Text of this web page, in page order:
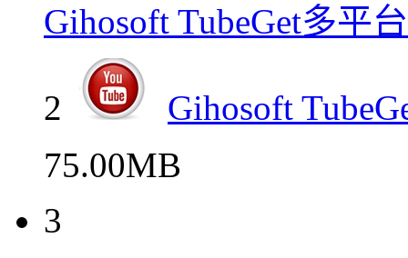
Gihosoft TubeGet多平
2
Gihosoft
75.00MB
3